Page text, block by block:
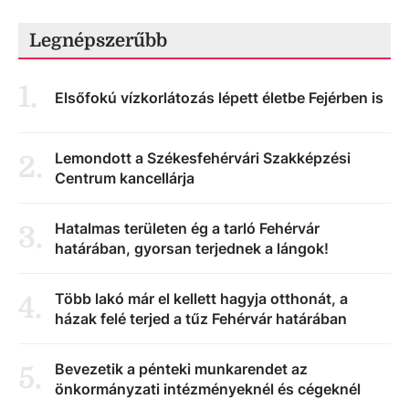
Legnépszerűbb
1. Elsőfokú vízkorlátozás lépett életbe Fejérben is
2.
Lemondott a Székesfehérvári Szakképzési
Centrum kancellárja
3.
Hatalmas területen ég a tarló Fehérvár
határában, gyorsan terjednek a lángok!
4.
Több lakó már el kellett hagyja otthonát, a
házak felé terjed a tűz Fehérvár határában
5.
Bevezetik a pénteki munkarendet az
önkormányzati intézményeknél és cégeknél